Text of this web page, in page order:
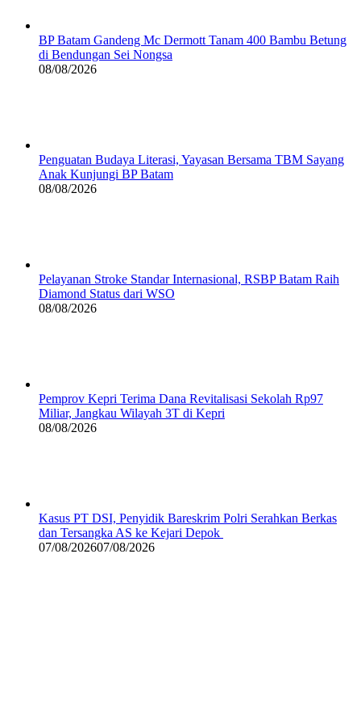
BP Batam Gandeng Mc Dermott Tanam 400 Bambu Betung
di Bendungan Sei Nongsa
08/08/2026
Penguatan Budaya Literasi, Yayasan Bersama TBM Sayang
Anak Kunjungi BP Batam
08/08/2026
Pelayanan Stroke Standar Internasional, RSBP Batam Raih
Diamond Status dari WSO
08/08/2026
Pemprov Kepri Terima Dana Revitalisasi Sekolah Rp97
Miliar, Jangkau Wilayah 3T di Kepri
08/08/2026
Kasus PT DSI, Penyidik Bareskrim Polri Serahkan Berkas
dan Tersangka AS ke Kejari Depok
07/08/202607/08/2026